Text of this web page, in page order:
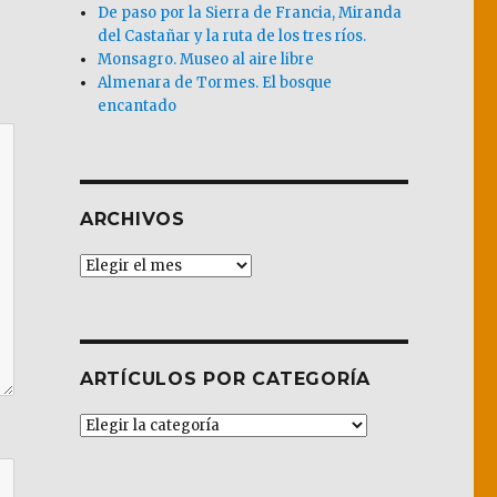
De paso por la Sierra de Francia, Miranda
del Castañar y la ruta de los tres ríos.
Monsagro. Museo al aire libre
Almenara de Tormes. El bosque
encantado
ARCHIVOS
Archivos
ARTÍCULOS POR CATEGORÍA
Artículos